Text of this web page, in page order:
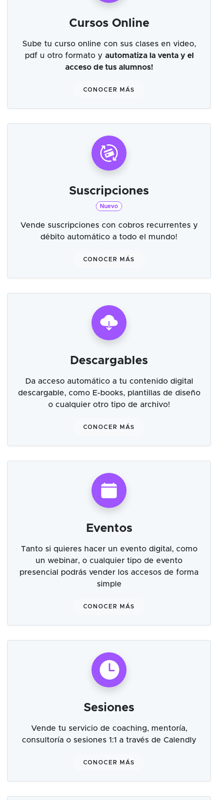
Cursos Online
Sube tu curso online con sus clases en video,
pdf u otro formato y automatiza la venta y el
acceso de tus alumnos!
CONOCER MÁS
Suscripciones
Nuevo
Vende suscripciones con cobros recurrentes y
débito automático a todo el mundo!
CONOCER MÁS
Descargables
Da acceso automático a tu contenido digital
descargable, como E-books, plantillas de diseño
o cualquier otro tipo de archivo!
CONOCER MÁS
Eventos
Tanto si quieres hacer un evento digital, como
un webinar, o cualquier tipo de evento
presencial podrás vender los accesos de forma
simple
CONOCER MÁS
Sesiones
Vende tu servicio de coaching, mentoría,
consultoría o sesiones 1:1 a través de Calendly
CONOCER MÁS